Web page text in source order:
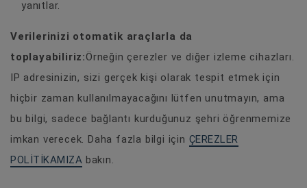
yanıtlar.
Verilerinizi otomatik araçlarla da
toplayabiliriz:Örneğin çerezler ve diğer izleme cihazları.
IP adresinizin, sizi gerçek kişi olarak tespit etmek için
hiçbir zaman kullanılmayacağını lütfen unutmayın, ama
bu bilgi, sadece bağlantı kurduğunuz şehri öğrenmemize
imkan verecek. Daha fazla bilgi için ÇEREZLER
POLITIKAMIZA bakın.